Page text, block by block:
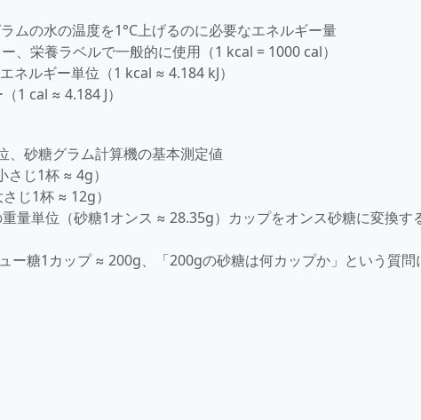
ムの水の温度を1°C上げるのに必要なエネルギー量
、栄養ラベルで一般的に使用（1 kcal = 1000 cal）
ネルギー単位（1 kcal ≈ 4.184 kJ）
1 cal ≈ 4.184 J）
、砂糖グラム計算機の基本測定値
じ1杯 ≈ 4g）
じ1杯 ≈ 12g）
量単位（砂糖1オンス ≈ 28.35g）カップをオンス砂糖に変換す
ー糖1カップ ≈ 200g、「200gの砂糖は何カップか」という質問